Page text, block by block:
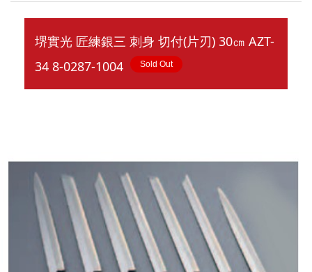
堺實光 匠練銀三 刺身 切付(片刃) 30㎝ AZT-
34 8-0287-1004
Sold Out